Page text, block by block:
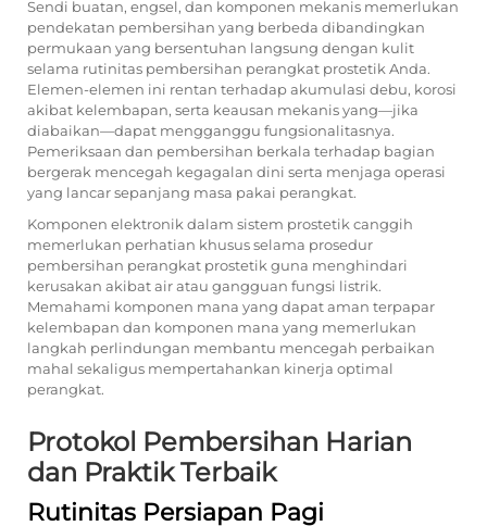
Sendi buatan, engsel, dan komponen mekanis memerlukan
pendekatan pembersihan yang berbeda dibandingkan
permukaan yang bersentuhan langsung dengan kulit
selama rutinitas pembersihan perangkat prostetik Anda.
Elemen-elemen ini rentan terhadap akumulasi debu, korosi
akibat kelembapan, serta keausan mekanis yang—jika
diabaikan—dapat mengganggu fungsionalitasnya.
Pemeriksaan dan pembersihan berkala terhadap bagian
bergerak mencegah kegagalan dini serta menjaga operasi
yang lancar sepanjang masa pakai perangkat.
Komponen elektronik dalam sistem prostetik canggih
memerlukan perhatian khusus selama prosedur
pembersihan perangkat prostetik guna menghindari
kerusakan akibat air atau gangguan fungsi listrik.
Memahami komponen mana yang dapat aman terpapar
kelembapan dan komponen mana yang memerlukan
langkah perlindungan membantu mencegah perbaikan
mahal sekaligus mempertahankan kinerja optimal
perangkat.
Protokol Pembersihan Harian
dan Praktik Terbaik
Rutinitas Persiapan Pagi